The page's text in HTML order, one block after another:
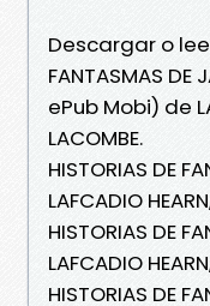
Descargar o
FANTASMAS
ePub Mobi) de
LACOMBE.
HISTORIAS DE
LAFCADIO
HISTORIAS DE
LAFCADIO
HISTORIAS DE